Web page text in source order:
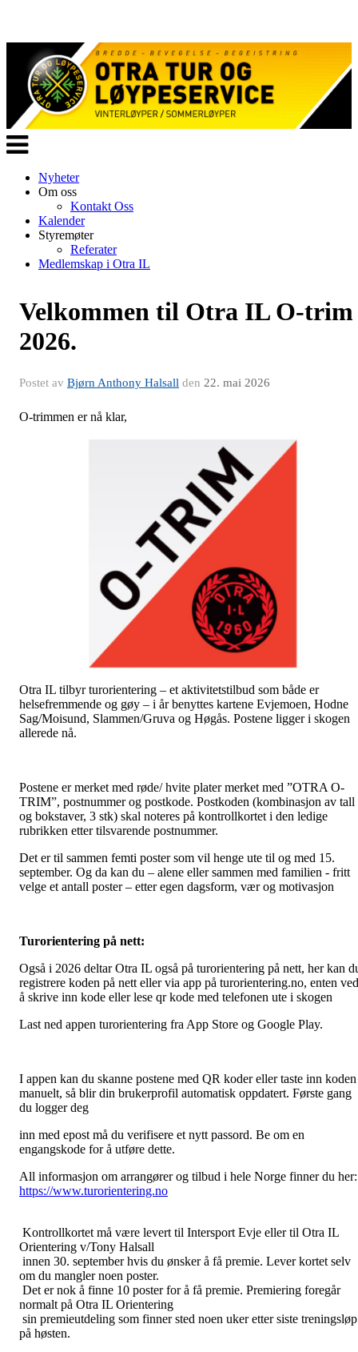
Veksle
navigasjon
Nyheter
Om oss
Kontakt Oss
Kalender
Styremøter
Referater
Medlemskap i Otra IL
Velkommen til Otra IL O-trim
2026.
Postet av Bjørn Anthony Halsall den 22. mai 2026
O-trimmen er nå klar,
Otra IL tilbyr turorientering – et aktivitetstilbud som både er
helsefremmende og gøy – i år benyttes kartene Evjemoen, Hodne
Sag/Moisund, Slammen/Gruva og Høgås. Postene ligger i skogen
allerede nå.
Postene er merket med røde/ hvite plater merket med ”OTRA O-
TRIM”, postnummer og postkode. Postkoden (kombinasjon av tall
og bokstaver, 3 stk) skal noteres på kontrollkortet i den ledige
rubrikken etter tilsvarende postnummer.
Det er til sammen femti poster som vil henge ute til og med 15.
september. Og da kan du – alene eller sammen med familien - fritt
velge et antall poster – etter egen dagsform, vær og motivasjon
Turorientering på nett:
Også i 2026 deltar Otra IL også på turorientering på nett, her kan
registrere koden på nett eller via app på turorientering.no, enten ved
å skrive inn kode eller lese qr kode med telefonen ute i skogen
Last ned appen turorientering fra App Store og Google Play.
I appen kan du skanne postene med QR koder eller taste inn koden
manuelt, så blir din brukerprofil automatisk oppdatert. Første gang
du logger deg
inn med epost må du verifisere et nytt passord. Be om en
engangskode for å utføre dette.
All informasjon om arrangører og tilbud i hele Norge finner du her:
https://www.turorientering.no
Kontrollkortet må være levert til Intersport Evje eller til Otra IL
Orientering v/Tony Halsall
innen 30. september hvis du ønsker å få premie. Lever kortet selv
om du mangler noen poster.
Det er nok å finne 10 poster for å få premie. Premiering foregår
normalt på Otra IL Orientering
sin premieutdeling som finner sted noen uker etter siste treningsløp
på høsten.